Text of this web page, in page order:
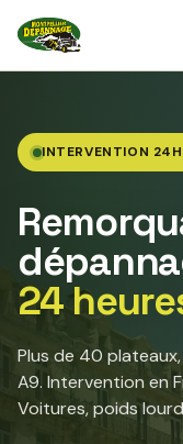
INTERVENTION
24
Plus de 40
A9. Intervention en
Voitures, poids